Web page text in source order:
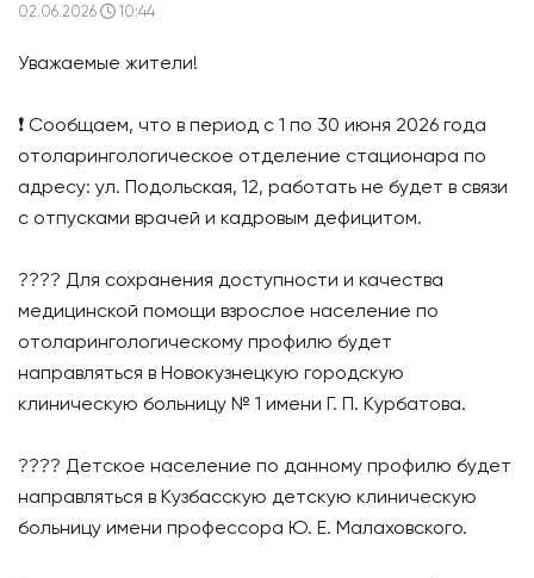
02.06.2026 10:44
Уважаемые жители!
❗️ Сообщаем, что в период с 1 по 30 июня 2026 года
отоларингологическое отделение стационара по
адресу: ул. Подольская, 12, работать не будет в связи
с отпусками врачей и кадровым дефицитом.
???? Для сохранения доступности и качества
медицинской помощи взрослое население по
отоларингологическому профилю будет
направляться в Новокузнецкую городскую
клиническую больницу № 1 имени Г. П. Курбатова.
???? Детское население по данному профилю будет
направляться в Кузбасскую детскую клиническую
больницу имени профессора Ю. Е. Малаховского.